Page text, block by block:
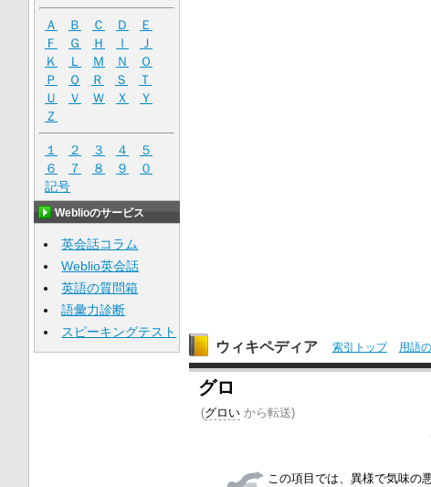
ウィキペディア 索引トップ 用語
グロ
(グロいから転送)
この項目では、異様で気味の
Ａ Ｂ Ｃ Ｄ
Ｅ
Ｆ
Ｇ Ｈ Ｉ
Ｊ
Ｋ
Ｌ Ｍ Ｎ
Ｏ
Ｐ
Ｑ Ｒ Ｓ
Ｔ
Ｕ
Ｖ Ｗ Ｘ
Ｙ
Ｚ
１ ２ ３ ４
５
６
７ ８ ９
０
記号
Weblioのサービス
英会話コラム
Weblio英会話
英語の質問箱
語彙力診断
スピーキングテスト